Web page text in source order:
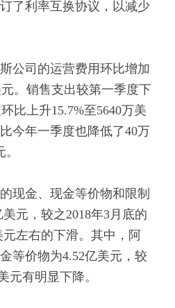
了利率互换协议，以减少
公司的运营费用环比增加
。销售支出较第一季度下
比上升15.7%至5640万美
今年一季度也降低了40万
现金、现金等价物和限制
元，较之2018年3月底的
元左右的下滑。其中，阿
等价物为4.52亿美元，较
元有明显下降。